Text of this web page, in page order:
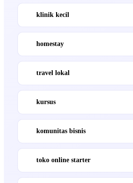
klinik kecil
homestay
travel lokal
kursus
komunitas bisnis
toko online starter